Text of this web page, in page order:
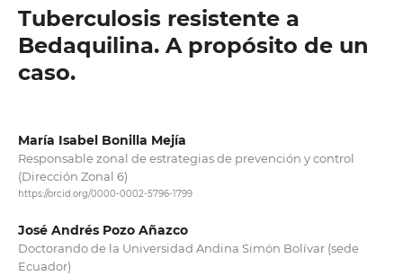
Tuberculosis resistente a
Bedaquilina. A propósito de un
caso.
María Isabel Bonilla Mejía
Responsable zonal de estrategias de prevención y control
(Dirección Zonal 6)
https://orcid.org/0000-0002-5796-1799
José Andrés Pozo Añazco
Doctorando de la Universidad Andina Simón Bolívar (sede
Ecuador)